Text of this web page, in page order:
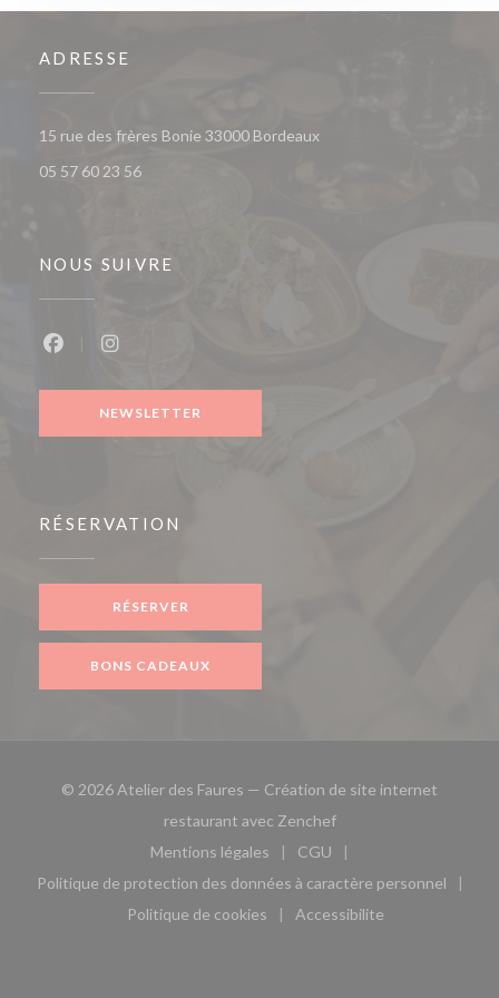
ADRESSE
15 rue des frères Bonie 33000 Bordeaux((ouvre une nouvelle
05 57 60 23 56
NOUS SUIVRE
NEWSLETTER
RÉSERVATION
RÉSERVER
BONS CADEAUX
© 2026 Atelier des Faures — Création de site internet
restaurant avec Zenchef((ouvre une nouvelle
Mentions légales
((ouvre une nouvelle fenêtre))
CGU
((ouvre une nouvelle
Politique de protection des données à caractère personnel
((ouvre une nouvelle fenêtre))
Politique de cookies
((ouvre une nouvelle fenêtre))
Accessibilite